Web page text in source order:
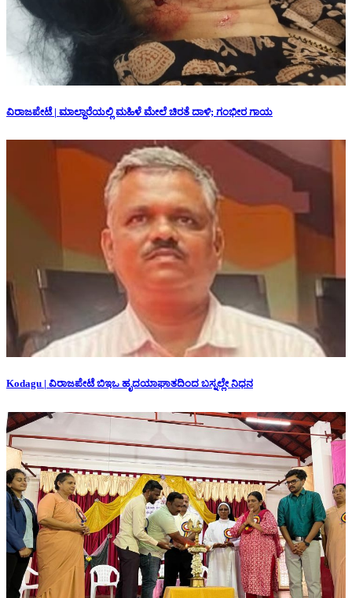
ವಿರಾಜಪೇಟೆ | ಮಾಲ್ದಾರೆಯಲ್ಲಿ ಮಹಿಳೆ ಮೇಲೆ ಚಿರತೆ ದಾಳಿ; ಗಂಭೀರ ಗಾಯ
Kodagu | ವಿರಾಜಪೇಟೆ ಬಿಇಒ ಹೃದಯಾಘಾತದಿಂದ ಬಸ್ನಲ್ಲೇ ನಿಧನ